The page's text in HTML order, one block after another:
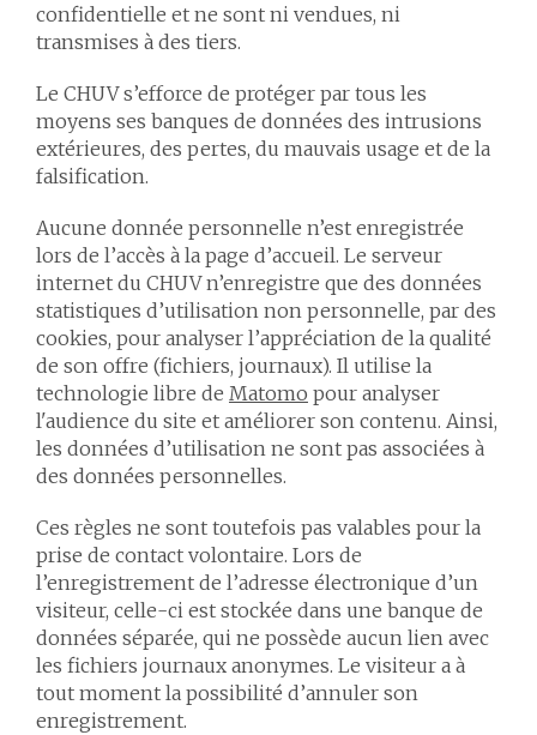
confidentielle et ne sont ni vendues, ni
transmises à des tiers.
Le CHUV s’efforce de protéger par tous les
moyens ses banques de données des intrusions
extérieures, des pertes, du mauvais usage et de la
falsification.
Aucune donnée personnelle n’est enregistrée
lors de l’accès à la page d’accueil. Le serveur
internet du CHUV n’enregistre que des données
statistiques d’utilisation non personnelle, par des
cookies, pour analyser l’appréciation de la qualité
de son offre (fichiers, journaux). Il utilise la
technologie libre de Matomo pour analyser
l'audience du site et améliorer son contenu. Ainsi,
les données d’utilisation ne sont pas associées à
des données personnelles.
Ces règles ne sont toutefois pas valables pour la
prise de contact volontaire. Lors de
l’enregistrement de l’adresse électronique d’un
visiteur, celle-ci est stockée dans une banque de
données séparée, qui ne possède aucun lien avec
les fichiers journaux anonymes. Le visiteur a à
tout moment la possibilité d’annuler son
enregistrement.